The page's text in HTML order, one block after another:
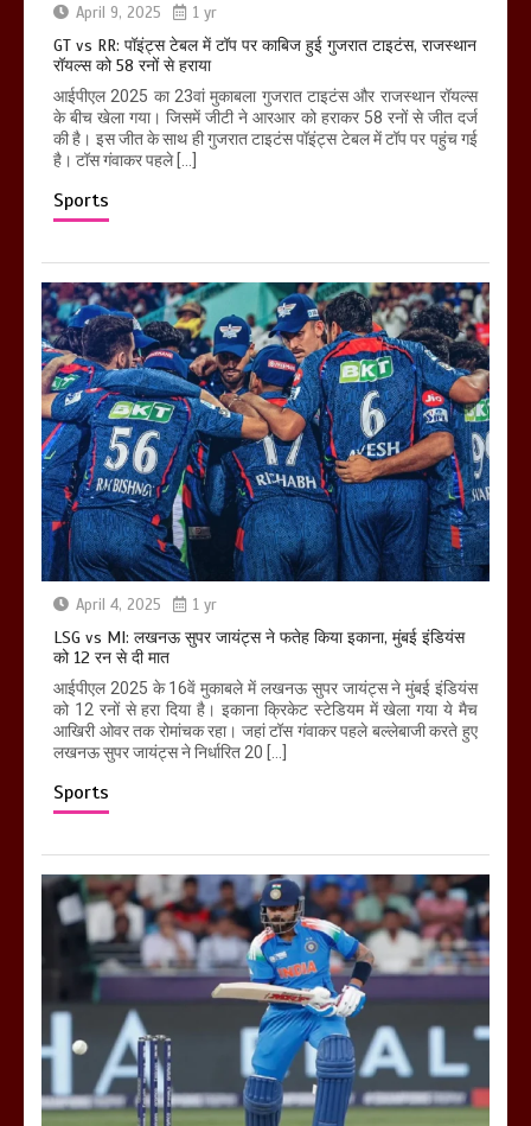
April 9, 2025 1 yr
GT vs RR: पॉइंट्स टेबल में टॉप पर काबिज हुई गुजरात टाइटंस, राजस्थान
रॉयल्स को 58 रनों से हराया
आईपीएल 2025 का 23वां मुकाबला गुजरात टाइटंस और राजस्थान रॉयल्स
के बीच खेला गया। जिसमें जीटी ने आरआर को हराकर 58 रनों से जीत दर्ज
की है। इस जीत के साथ ही गुजरात टाइटंस पॉइंट्स टेबल में टॉप पर पहुंच गई
है। टॉस गंवाकर पहले […]
Sports
April 4, 2025 1 yr
LSG vs MI: लखनऊ सुपर जायंट्स ने फतेह किया इकाना, मुंबई इंडियंस
को 12 रन से दी मात
आईपीएल 2025 के 16वें मुकाबले में लखनऊ सुपर जायंट्स ने मुंबई इंडियंस
को 12 रनों से हरा दिया है। इकाना क्रिकेट स्टेडियम में खेला गया ये मैच
आखिरी ओवर तक रोमांचक रहा। जहां टॉस गंवाकर पहले बल्लेबाजी करते हुए
लखनऊ सुपर जायंट्स ने निर्धारित 20 […]
Sports